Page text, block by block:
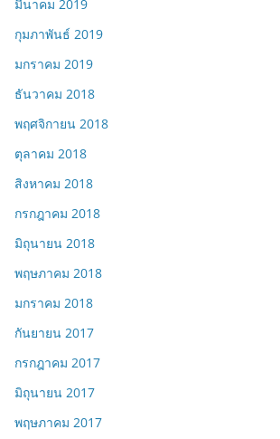
มีนาคม 2019
กุมภาพันธ์ 2019
มกราคม 2019
ธันวาคม 2018
พฤศจิกายน 2018
ตุลาคม 2018
สิงหาคม 2018
กรกฎาคม 2018
มิถุนายน 2018
พฤษภาคม 2018
มกราคม 2018
กันยายน 2017
กรกฎาคม 2017
มิถุนายน 2017
พฤษภาคม 2017